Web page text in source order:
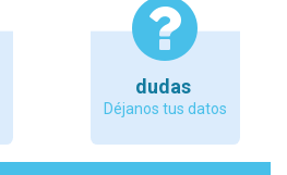
dudas
Déjanos tus datos